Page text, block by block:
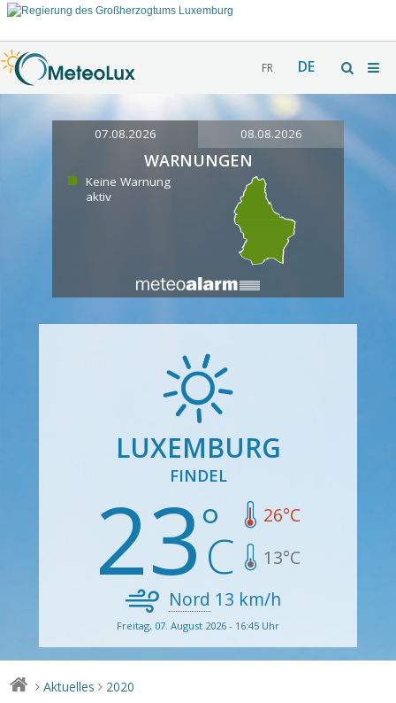
FR DE
07.08.2026 08.08.2026
WARNUNGEN
Keine Warnung
aktiv
LUXEMBURG
FINDEL
23 26°C
13°C
Nord 13 km/h
Freitag, 07. August 2026 - 16:45 Uhr
> Aktuelles > 2020